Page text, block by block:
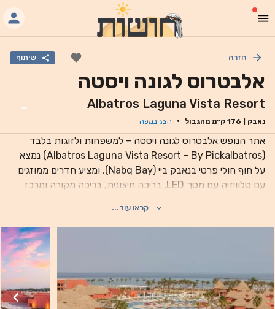
חזרה שיתוף
אלבטרוס לגונה ויסטה
Albatros Laguna Vista Resort
נאבק 176 ק״מ מהגבול · הצג במפה
-
אתר הנופש אלבטרוס לגונה ויסטה – למשפחות ולזוגות בלבד
(Albatros Laguna Vista Resort - By Pickalbatros) נמצא
על חוף חולי פרטי בנאבק ביי (Nabq Bay), ומציע חדרים ממוזגים
עם טלוויזיה עם מסך LED, בריכה חיצונית, בריכה מקורה ומרכז
רחצה עם ראש מקלחת באחיזת יד, מראת איפור / גילוח ומייבש
שיער. המתקנים שזמינים על פי בקשה כוללים מגהץ / קרש גיהוץ
ושיחות השכמה. שירות משק בית מוצע כל יום. החדרים כוללים
רצפת אריחים, חלונות מהרצפה עד התקרה ומרפסת עם נוף לים
או לבריכה. מסעדת Which Way מגישה מנות בגריל ומנות מצריות
טיפוסיות. תוכלו ליהנות מקוקטיילים מרעננים בבר Concerto,
שמוקף במפל מים. תוכלו ליהנות מהופעות חיות של מוזיקה
קראו עוד...